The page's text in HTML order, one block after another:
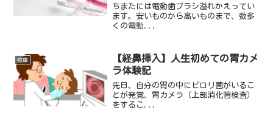
ちまたには電動歯ブラシ溢れかえってい
ます。安いものから高いものまで、数多
くの電動...
健康
【経鼻挿入】人生初めての胃カメ
ラ体験記
先日、自分の胃の中にピロリ菌がいるこ
とが発覚、胃カメラ（上部消化管検査）
をするこ...